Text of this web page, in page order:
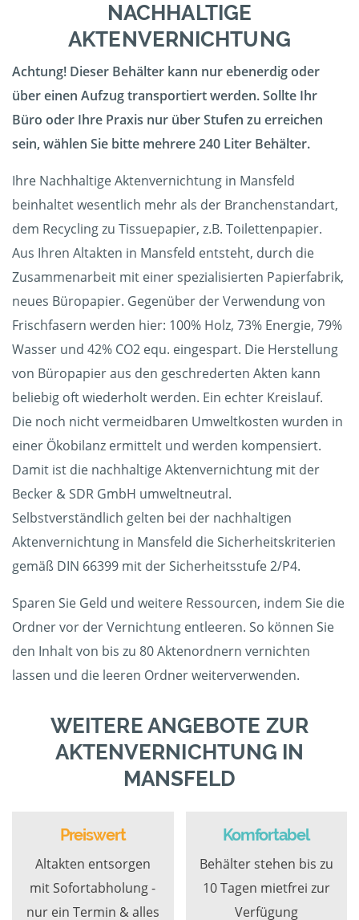
NACHHALTIGE
AKTENVERNICHTUNG
Achtung! Dieser Behälter kann nur ebenerdig oder
über einen Aufzug transportiert werden. Sollte Ihr
Büro oder Ihre Praxis nur über Stufen zu erreichen
sein, wählen Sie bitte mehrere 240 Liter Behälter.
Ihre Nachhaltige Aktenvernichtung in Mansfeld
beinhaltet wesentlich mehr als der Branchenstandart,
dem Recycling zu Tissuepapier, z.B. Toilettenpapier.
Aus Ihren Altakten in Mansfeld entsteht, durch die
Zusammenarbeit mit einer spezialisierten Papierfabrik,
neues Büropapier. Gegenüber der Verwendung von
Frischfasern werden hier: 100% Holz, 73% Energie, 79%
Wasser und 42% CO2 equ. eingespart. Die Herstellung
von Büropapier aus den geschrederten Akten kann
beliebig oft wiederholt werden. Ein echter Kreislauf.
Die noch nicht vermeidbaren Umweltkosten wurden in
einer Ökobilanz ermittelt und werden kompensiert.
Damit ist die nachhaltige Aktenvernichtung mit der
Becker & SDR GmbH umweltneutral.
Selbstverständlich gelten bei der nachhaltigen
Aktenvernichtung in Mansfeld die Sicherheitskriterien
gemäß DIN 66399 mit der Sicherheitsstufe 2/P4.
Sparen Sie Geld und weitere Ressourcen, indem Sie die
Ordner vor der Vernichtung entleeren. So können Sie
den Inhalt von bis zu 80 Aktenordnern vernichten
lassen und die leeren Ordner weiterverwenden.
WEITERE ANGEBOTE ZUR
AKTENVERNICHTUNG IN
MANSFELD
Preiswert
Altakten entsorgen
mit Sofortabholung -
nur ein Termin & alles
Komfortabel
Behälter stehen bis zu
10 Tagen mietfrei zur
Verfügung